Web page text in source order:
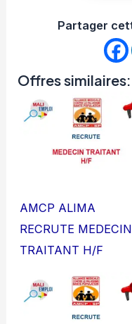
Partager
Offres similaires:
AMCP ALIMA
RECRUTE MEDECIN
TRAITANT H/F